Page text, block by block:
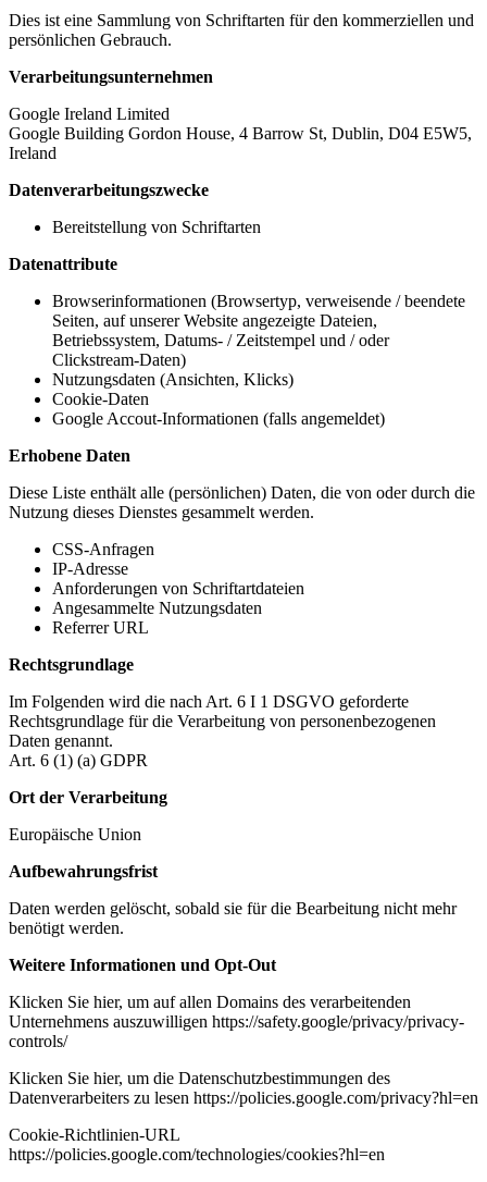
Dies ist eine Sammlung von Schriftarten für den kommerziellen und
persönlichen Gebrauch.
Verarbeitungsunternehmen
Google Ireland Limited
Google Building Gordon House, 4 Barrow St, Dublin, D04 E5W5,
Ireland
Datenverarbeitungszwecke
Bereitstellung von Schriftarten
Datenattribute
Browserinformationen (Browsertyp, verweisende / beendete
Seiten, auf unserer Website angezeigte Dateien,
Betriebssystem, Datums- / Zeitstempel und / oder
Clickstream-Daten)
Nutzungsdaten (Ansichten, Klicks)
Cookie-Daten
Google Accout-Informationen (falls angemeldet)
Erhobene Daten
Diese Liste enthält alle (persönlichen) Daten, die von oder durch die
Nutzung dieses Dienstes gesammelt werden.
CSS-Anfragen
IP-Adresse
Anforderungen von Schriftartdateien
Angesammelte Nutzungsdaten
Referrer URL
Rechtsgrundlage
Im Folgenden wird die nach Art. 6 I 1 DSGVO geforderte
Rechtsgrundlage für die Verarbeitung von personenbezogenen
Daten genannt.
Art. 6 (1) (a) GDPR
Ort der Verarbeitung
Europäische Union
Aufbewahrungsfrist
Daten werden gelöscht, sobald sie für die Bearbeitung nicht mehr
benötigt werden.
Weitere Informationen und Opt-Out
Klicken Sie hier, um auf allen Domains des verarbeitenden
Unternehmens auszuwilligen https://safety.google/privacy/privacy-
controls/
Klicken Sie hier, um die Datenschutzbestimmungen des
Datenverarbeiters zu lesen https://policies.google.com/privacy?hl=en
Cookie-Richtlinien-URL
https://policies.google.com/technologies/cookies?hl=en